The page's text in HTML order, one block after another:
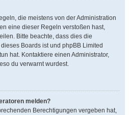
die meistens von der Administration
eine dieser Regeln verstoßen hast,
Bitte beachte, dass dies die
Boards ist und phpBB Limited
hat. Kontaktiere einen Administrator,
du verwarnt wurdest.
melden?
Berechtigungen vergeben hat,